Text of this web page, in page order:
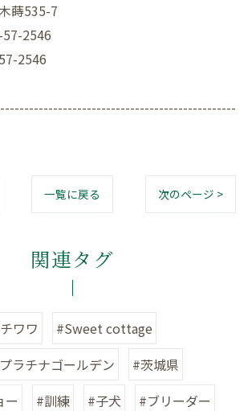
蒔535-7
2546
2546
一覧に戻る 次のページ >
関連タグ
ワワ
#Sweet cottage
ラチナゴールデン
#茨城県
ー
#訓練 #子犬 #ブリーダー